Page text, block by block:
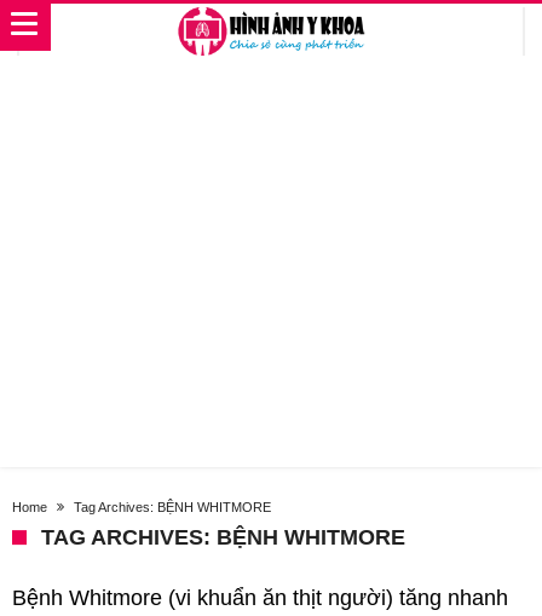
Home Tag Archives: BỆNH WHITMORE
TAG ARCHIVES: BỆNH WHITMORE
Bệnh Whitmore (vi khuẩn ăn thịt người) tăng nhanh